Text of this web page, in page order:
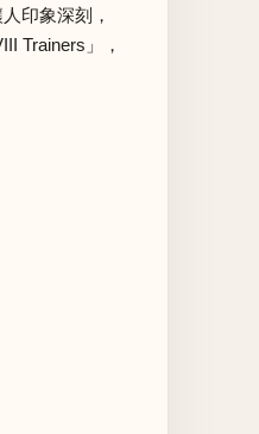
印象深刻，
Trainers」，